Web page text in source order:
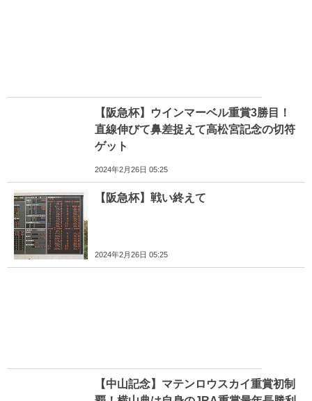
【阪急杯】ウインマーベル重賞3勝目！
直線伸びて鼻差捉えて高松宮記念の切符
ゲット
2024年2月26日 05:25
【阪急杯】戦い終えて
2024年2月26日 05:25
【中山記念】マテンロウスカイ重賞初制